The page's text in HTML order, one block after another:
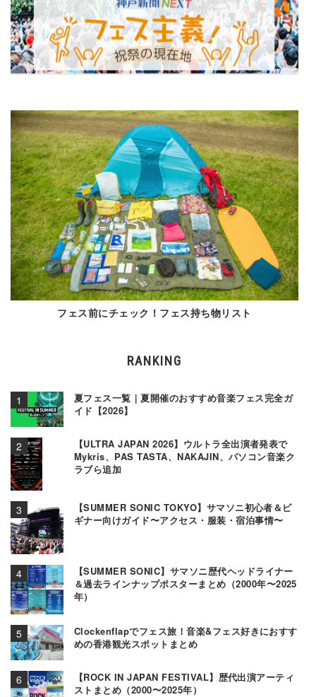
フェス前にチェック！フェス持ち物リスト
RANKING
夏フェス一覧｜夏開催のおすすめ音楽フェス完全ガ
イド【2026】
【ULTRA JAPAN 2026】ウルトラ全出演者発表で
Mykris、PAS TASTA、NAKAJIN、パソコン音楽ク
ラブら追加
【SUMMER SONIC TOKYO】サマソニ初心者＆ビ
ギナー向けガイド〜アクセス・服装・宿泊事情〜
【SUMMER SONIC】サマソニ歴代ヘッドライナー
＆過去ラインナップポスターまとめ（2000年〜2025
年）
Clockenflapでフェス旅！音楽&フェス好きにおすす
めの香港観光スポットまとめ
【ROCK IN JAPAN FESTIVAL】歴代出演アーティ
ストまとめ（2000〜2025年）